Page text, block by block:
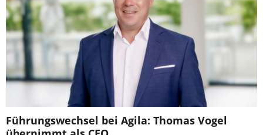
Führungswechsel bei Agila: Thomas Vogel